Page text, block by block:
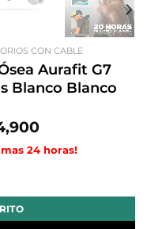
CON CABLE
Aurafit G7
Blanco Blanco
El
precio
actual
24 horas!